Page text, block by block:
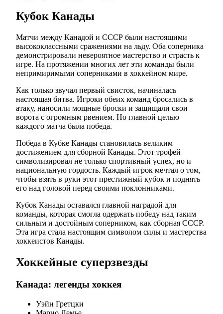
Кубок Канады
Матчи между Канадой и СССР были настоящими
высококлассными сражениями на льду. Оба соперника
демонстрировали невероятное мастерство и страсть к
игре. На протяжении многих лет эти команды были
непримиримыми соперниками в хоккейном мире.
Как только звучал первый свисток, начиналась
настоящая битва. Игроки обеих команд бросались в
атаку, наносили мощные броски и защищали свои
ворота с огромным рвением. Но главной целью
каждого матча была победа.
Победа в Кубке Канады становилась великим
достижением для сборной Канады. Этот трофей
символизировал не только спортивный успех, но и
национальную гордость. Каждый игрок мечтал о том,
чтобы взять в руки этот престижный кубок и поднять
его над головой перед своими поклонниками.
Кубок Канады оставался главной наградой для
команды, которая смогла одержать победу над таким
сильным и достойным соперником, как сборная СССР.
Эта игра стала настоящим символом силы и мастерства
хоккеистов Канады.
Хоккейные суперзвезды
Канада: легенды хоккея
Уэйн Гретцки